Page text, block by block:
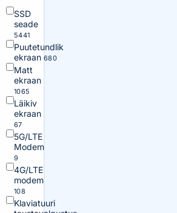
SSD
seade
5441
Puutetundlik
ekraan 680
Matt
ekraan
1065
Läikiv
ekraan
67
5G/LTE
Modem
9
4G/LTE
modem
108
Klaviatuuri